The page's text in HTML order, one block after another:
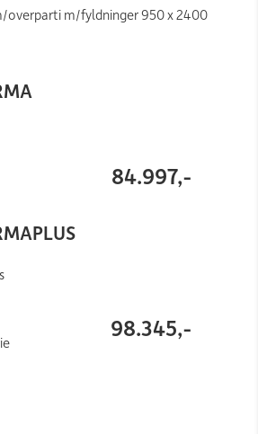
overparti m/fyldninger 950 x 2400
84.997,-
98.345,-